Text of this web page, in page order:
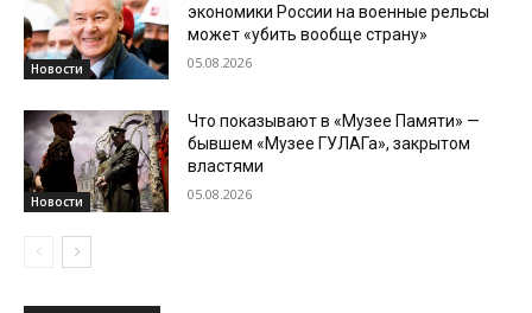
Новости
экономики России на военные рельсы
может «убить вообще страну»
05.08.2026
Новости
Что показывают в «Музее Памяти» —
бывшем «Музее ГУЛАГа», закрытом
властями
05.08.2026